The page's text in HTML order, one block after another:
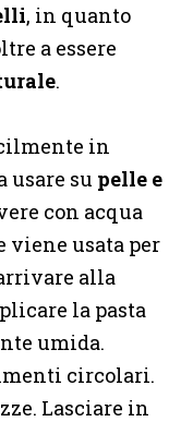
, in quanto
a essere
.
in
usare su pelle e
con acqua
viene usata per
alla
la pasta
umida.
circolari.
Lasciare in